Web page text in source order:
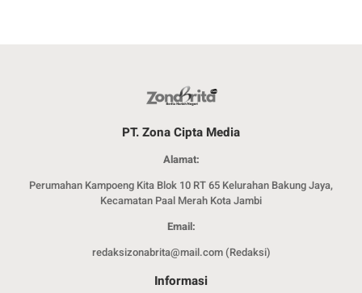
PT. Zona Cipta Media
Alamat:
Perumahan Kampoeng Kita Blok 10 RT 65 Kelurahan Bakung Jaya,
Kecamatan Paal Merah Kota Jambi
Email:
redaksizonabrita@mail.com (Redaksi)
Informasi